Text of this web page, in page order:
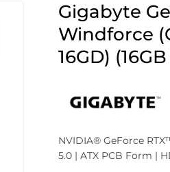
Gigabyte
Windforce
16GD)
NVIDIA® GeForce
5.0 | ATX PCB Form |